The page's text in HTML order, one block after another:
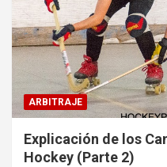
ARBITRAJE
Explicación de los
Hockey (Parte 2)